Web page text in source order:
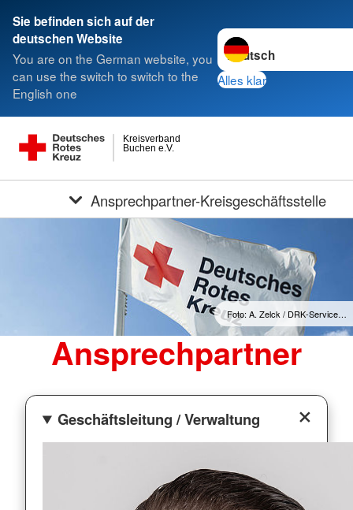
Sie befinden sich auf der
deutschen Website
You are on the German website, you
can use the switch to switch to the
English one
Sprache wechseln zu
Alles klar
Buchen e.V.
Kreisverband
Ansprechpartner-Kreisgeschäftsstelle
Foto: A. Zelck / DRK-Service…
Ansprechpartner
Geschäftsleitung / Verwaltung